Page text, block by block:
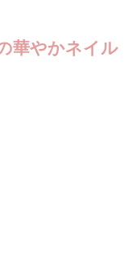
華やかネイル